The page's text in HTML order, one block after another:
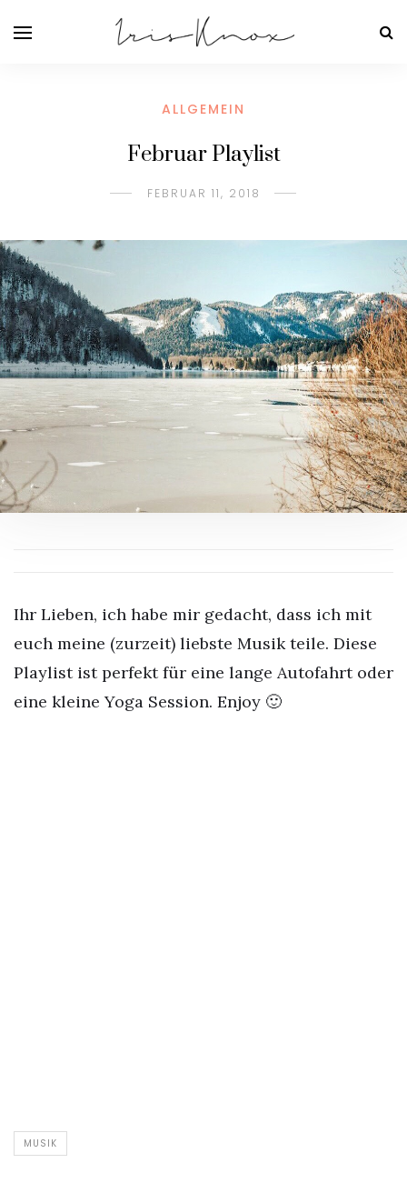
ALLGEMEIN
Februar Playlist
FEBRUAR 11, 2018
Ihr Lieben, ich habe mir gedacht, dass ich mit
euch meine (zurzeit) liebste Musik teile. Diese
Playlist ist perfekt für eine lange Autofahrt oder
eine kleine Yoga Session. Enjoy 🙂
MUSIK